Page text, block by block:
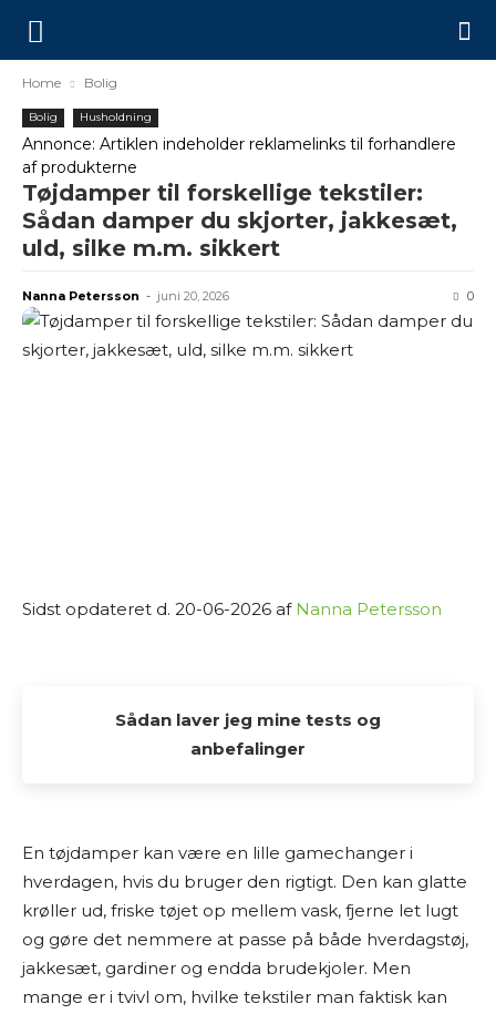
Home Bolig
Bolig Husholdning
Annonce: Artiklen indeholder reklamelinks til forhandlere
af produkterne
Tøjdamper til forskellige tekstiler:
Sådan damper du skjorter, jakkesæt,
uld, silke m.m. sikkert
Nanna Petersson - juni 20, 2026 0
Sidst opdateret d. 20-06-2026 af Nanna Petersson
Sådan laver jeg mine tests og
anbefalinger
fra min side. Jeg elsker at dykke ned i produkter,
sammenligne muligheder og dele min research
med andre, der også vil finde det bedste valg til
hjemmet.
Jeg laver ikke fysiske tests af produkterne selv.
En tøjdamper kan være en lille gamechanger i
hverdagen, hvis du bruger den rigtigt. Den kan glatte
krøller ud, friske tøjet op mellem vask, fjerne let lugt
og gøre det nemmere at passe på både hverdagstøj,
jakkesæt, gardiner og endda brudekjoler. Men
mange er i tvivl om, hvilke tekstiler man faktisk kan